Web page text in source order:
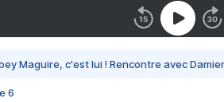
Maguire, c'est lui ! Rencontre avec
6